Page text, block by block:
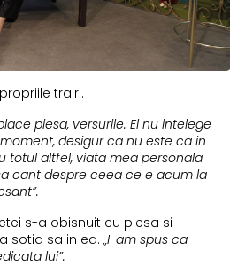
trairi.
piesa, versurile. El nu intelege
desigur ca nu este ca in
totul altfel, viata mea personala
cant despre ceea ce e acum la
s-a obisnuit cu piesa si
sotia sa in ea. „I-am spus ca
lui”.